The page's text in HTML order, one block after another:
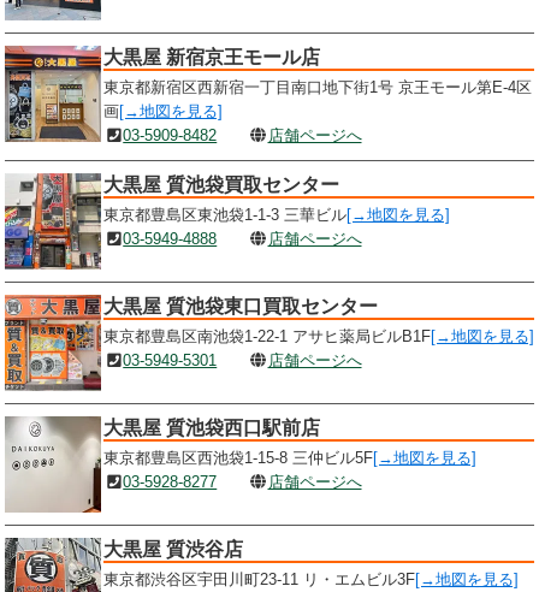
大黒屋 新宿京王モール店
東京都新宿区西新宿一丁目南口地下街1号 京王モール第E-4区
画[→地図を見る]
03-5909-8482
店舗ページへ
大黒屋 質池袋買取センター
東京都豊島区東池袋1-1-3 三華ビル[→地図を見る]
03-5949-4888
店舗ページへ
大黒屋 質池袋東口買取センター
東京都豊島区南池袋1-22-1 アサヒ薬局ビルB1F[→地図を見る]
03-5949-5301
店舗ページへ
大黒屋 質池袋西口駅前店
東京都豊島区西池袋1-15-8 三仲ビル5F[→地図を見る]
03-5928-8277
店舗ページへ
大黒屋 質渋谷店
東京都渋谷区宇田川町23-11 リ・エムビル3F[→地図を見る]